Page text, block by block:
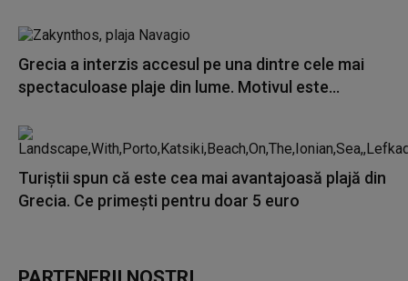
Grecia a interzis accesul pe una dintre cele mai
spectaculoase plaje din lume. Motivul este...
Turiștii spun că este cea mai avantajoasă plajă din
Grecia. Ce primești pentru doar 5 euro